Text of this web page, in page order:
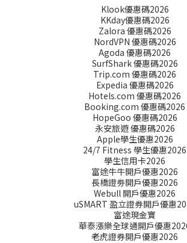
Klook優惠碼2026
KKday優惠碼2026
Zalora 優惠碼2026
NordVPN 優惠碼2026
Agoda 優惠碼2026
SurfShark 優惠碼2026
Trip.com 優惠碼2026
Expedia 優惠碼2026
Hotels.com 優惠碼2026
Booking.com 優惠碼2026
HopeGoo 優惠碼2026
永安旅遊 優惠碼2026
Apple學生優惠2026
24/7 Fitness 學生優惠2026
學生信用卡2026
富途牛牛開戶優惠2026
長橋證劵開戶優惠2026
Webull 開戶優惠2026
uSMART 盈立證券開戶優惠
富途現金寶
華泰漲樂全球通開戶優惠
老虎證券開戶優惠2026